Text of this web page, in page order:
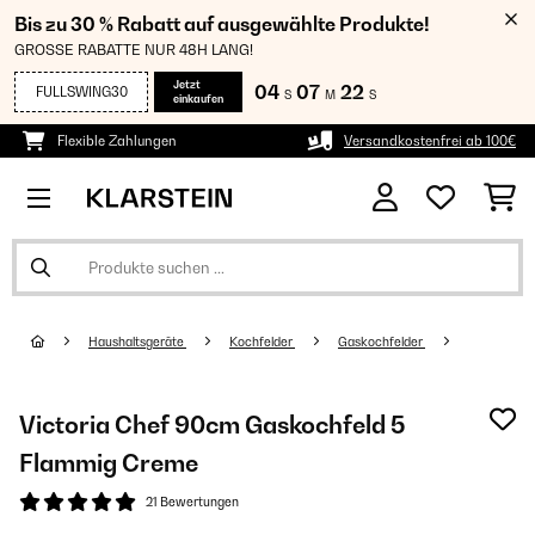
Bis zu 30 % Rabatt auf ausgewählte Produkte!
GROSSE RABATTE NUR 48H LANG!
FULLSWING30
Jetzt
einkaufen
04 S 07 M 21 S
Flexible Zahlungen Versandkostenfrei ab 100€
Haushaltsgeräte Kochfelder Gaskochfelder
Victoria Chef 90cm Gaskochfeld 5
Flammig Creme
21 Bewertungen